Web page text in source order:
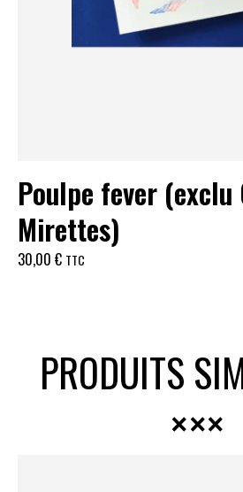
Poulpe fever (exclu
Mirettes)
30,00 € TTC
PRODUITS